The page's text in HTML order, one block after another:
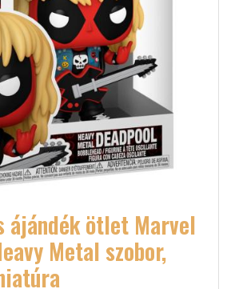
ájándék ötlet Marvel
Metal szobor,